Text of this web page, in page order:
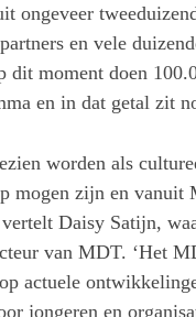
ongeveer
en vele
dit moment doen
en in dat getal zit
worden als
mogen zijn en vanuit
Daisy Satijn,
van MDT. ‘Het
actuele
jongeren en